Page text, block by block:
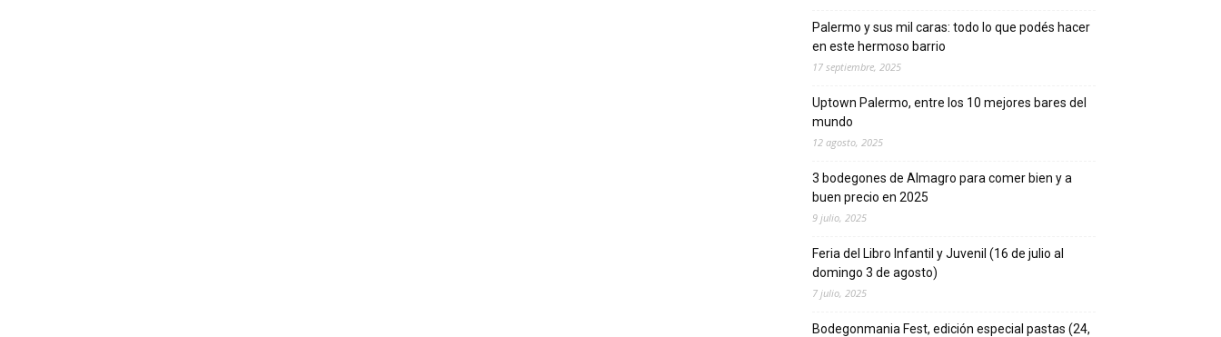
Palermo y sus mil caras: todo lo que podés hacer
en este hermoso barrio
17 septiembre, 2025
Uptown Palermo, entre los 10 mejores bares del
mundo
12 agosto, 2025
3 bodegones de Almagro para comer bien y a
buen precio en 2025
9 julio, 2025
Feria del Libro Infantil y Juvenil (16 de julio al
domingo 3 de agosto)
7 julio, 2025
Bodegonmania Fest, edición especial pastas (24,